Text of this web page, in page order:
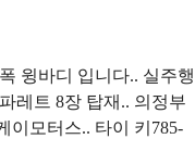
윙바디 입니다.. 실주행
레트 8장 탑재.. 의정부
이모터스.. 타이 키785-